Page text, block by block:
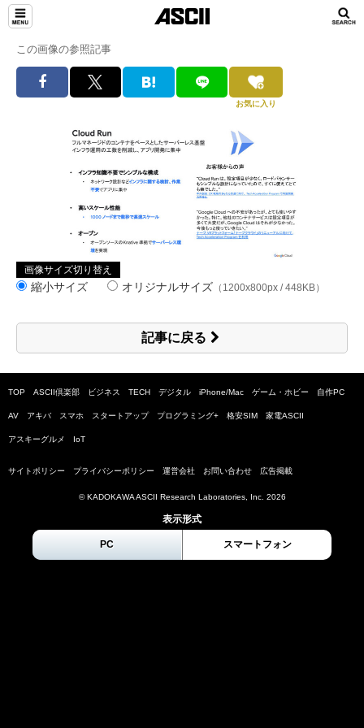
この画像の参照記事
お気に入り
画像サイズ切り替え
縮小サイズ オリジナルサイズ （1200x800px / 448KB）
記事に戻る
TOP ASCII倶楽部 ビジネス TECH デジタル iPhone/Mac ゲーム・ホビー 自作PC
AV アキバ スマホ スタートアップ プログラミング+ 格安SIM 家電ASCII
アスキーグルメ IoT
サイトポリシー プライバシーポリシー 運営会社 お問い合わせ 広告掲載
© KADOKAWA ASCII Research Laboratories, Inc. 2026
表示形式
PC スマートフォン